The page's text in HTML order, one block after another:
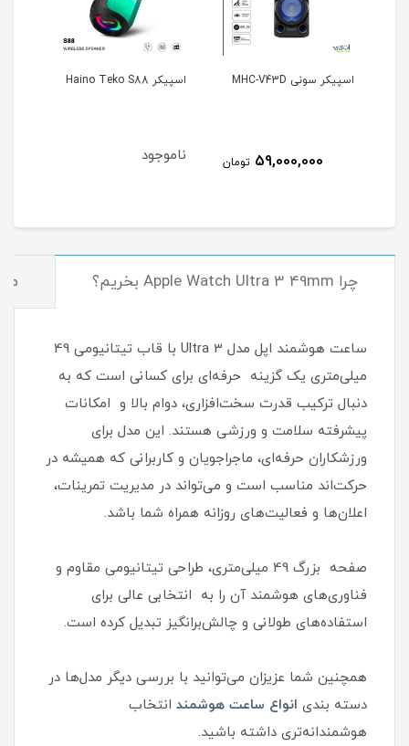
اسپیکر سونی MHC-V43D
59,000,000 تومان
اسپیکر Haino Teko S88
ناموجود
چرا Apple Watch Ultra 3 49mm بخریم؟
ساعت هوشمند اپل مدل Ultra 3 با قاب تیتانیومی 49
میلی‌متری یک گزینه حرفه‌ای برای کسانی است که به
دنبال ترکیب قدرت سخت‌افزاری، دوام بالا و امکانات
پیشرفته سلامت و ورزشی هستند. این مدل برای
ورزشکاران حرفه‌ای، ماجراجویان و کاربرانی که همیشه در
حرکت‌اند مناسب است و می‌تواند در مدیریت تمرینات،
اعلان‌ها و فعالیت‌های روزانه همراه شما باشد.
صفحه بزرگ 49 میلی‌متری، طراحی تیتانیومی مقاوم و
فناوری‌های هوشمند آن را به انتخابی عالی برای
استفاده‌های طولانی و چالش‌برانگیز تبدیل کرده است.
همچنین شما عزیزان می‌توانید با بررسی دیگر مدل‌ها در
دسته بندی انواع ساعت هوشمند انتخاب
هوشمندانه‌تری داشته باشید.